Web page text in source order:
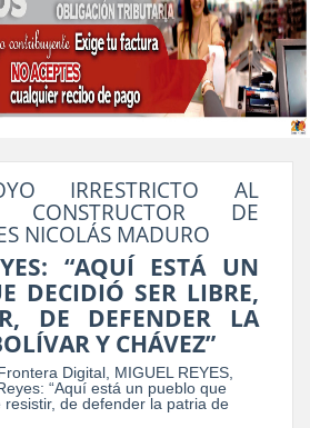
IRRESTRICTO AL
CONSTRUCTOR DE
NICOLÁS MADURO
“AQUÍ ESTÁ UN
DECIDIÓ SER LIBRE,
DE DEFENDER LA
Y CHÁVEZ”